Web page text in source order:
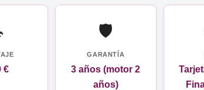
€
🛡️
GARANTÍA
3 años (motor 2
años)